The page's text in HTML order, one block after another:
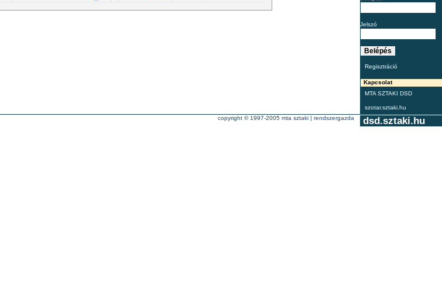
Jelszó
Regisztráció
Kapcsolat
MTA SZTAKI DSD
szotar.sztaki.hu
dsd.sztaki.hu
copyright © 1997-2005 mta sztaki | rendszergazda